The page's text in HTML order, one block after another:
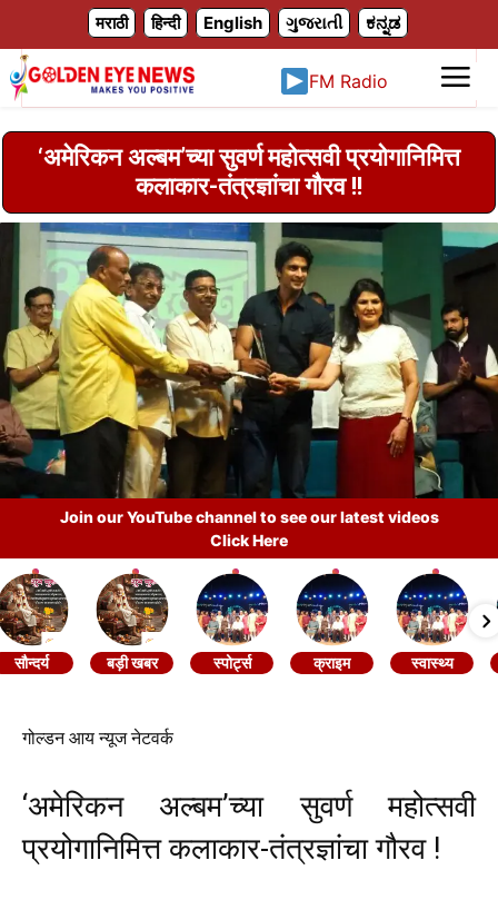
मराठी हिन्दी English ગુજરાતી ಕನ್ನಡ
FM Radio
‘अमेरिकन अल्बम‌’च्या सुवर्ण महोत्सवी प्रयोगानिमित्त
कलाकार-तंत्रज्ञांचा गौरव !!
Join our YouTube channel to see our latest videos
Click Here
सौन्दर्य बड़ी खबर स्पोर्ट्स क्राइम स्वास्थ्य
गोल्डन आय न्यूज नेटवर्क
‘अमेरिकन अल्बम‌’च्या सुवर्ण महोत्सवी
प्रयोगानिमित्त कलाकार-तंत्रज्ञांचा गौरव !